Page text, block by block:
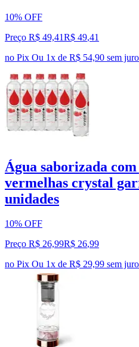
10% OFF
Preço R$ 49,41R$ 49,41
no Pix Ou 1x de R$ 54,90 sem
Água saborizada
vermelhas crystal
unidades
10% OFF
Preço R$ 26,99R$ 26,99
no Pix Ou 1x de R$ 29,99 sem